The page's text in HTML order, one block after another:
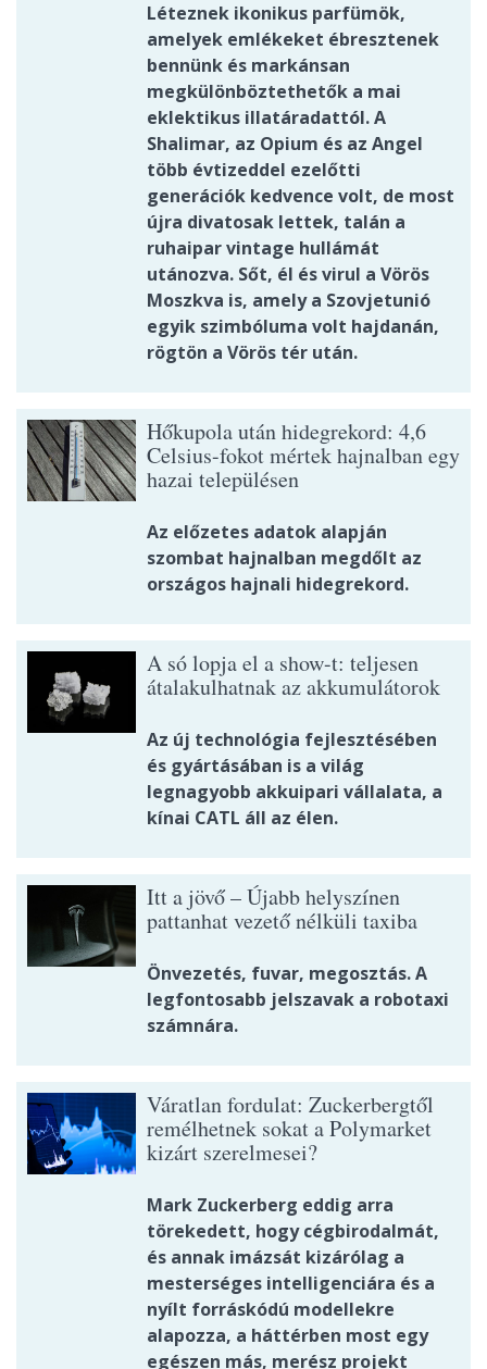
Léteznek ikonikus parfümök,
amelyek emlékeket ébresztenek
bennünk és markánsan
megkülönböztethetők a mai
eklektikus illatáradattól. A
Shalimar, az Opium és az Angel
több évtizeddel ezelőtti
generációk kedvence volt, de most
újra divatosak lettek, talán a
ruhaipar vintage hullámát
utánozva. Sőt, él és virul a Vörös
Moszkva is, amely a Szovjetunió
egyik szimbóluma volt hajdanán,
rögtön a Vörös tér után.
Hőkupola után hidegrekord: 4,6
Celsius-fokot mértek hajnalban egy
hazai településen
Az előzetes adatok alapján
szombat hajnalban megdőlt az
országos hajnali hidegrekord.
A só lopja el a show-t: teljesen
átalakulhatnak az akkumulátorok
Az új technológia fejlesztésében
és gyártásában is a világ
legnagyobb akkuipari vállalata, a
kínai CATL áll az élen.
Itt a jövő – Újabb helyszínen
pattanhat vezető nélküli taxiba
Önvezetés, fuvar, megosztás. A
legfontosabb jelszavak a robotaxi
számnára.
Váratlan fordulat: Zuckerbergtől
remélhetnek sokat a Polymarket
kizárt szerelmesei?
Mark Zuckerberg eddig arra
törekedett, hogy cégbirodalmát,
és annak imázsát kizárólag a
mesterséges intelligenciára és a
nyílt forráskódú modellekre
alapozza, a háttérben most egy
egészen más, merész projekt